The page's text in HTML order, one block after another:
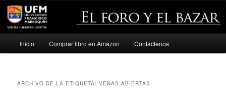
Ir
contenido
Ir
contenido
Inicio Comprar libro en Amazon Contáctenos
ARCHIVO DE LA ETIQUETA:VENAS ABIERTAS